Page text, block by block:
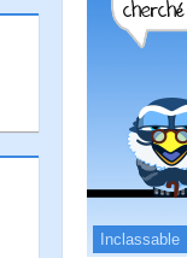
Inclassable